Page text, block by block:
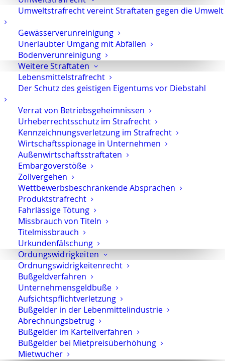
Umweltstrafrecht vereint Straftaten gegen die Umwelt
Gewässerverunreinigung
Unerlaubter Umgang mit Abfällen
Bodenverunreinigung
Weitere Straftaten
Lebensmittelstrafrecht
Der Schutz des geistigen Eigentums vor Diebstahl
Verrat von Betriebsgeheimnissen
Urheberrechtsschutz im Strafrecht
Kennzeichnungsverletzung im Strafrecht
Wirtschaftsspionage in Unternehmen
Außenwirtschaftsstraftaten
Embargoverstöße
Zollvergehen
Wettbewerbsbeschränkende Absprachen
Produktstrafrecht
Fahrlässige Tötung
Missbrauch von Titeln
Titelmissbrauch
Urkundenfälschung
Ordungswidrigkeiten
Ordnungswidrigkeitenrecht
Bußgeldverfahren
Unternehmensgeldbuße
Aufsichtspflichtverletzung
Bußgelder in der Lebenmittelindustrie
Abrechnungsbetrug
Bußgelder im Kartellverfahren
Bußgelder bei Mietpreisüberhöhung
Mietwucher
elektronischen Beweismittelngeprägt.
Chats, E-Mails, Mobiltelefone, Serverdaten,
Buchhaltungsunterlagen und digitale
Auswertungen spielen in der Praxis eine
immer größere Rolle.
Deshalb nutze ich moderne Ansätze der
Strafverteidigung, insbesondere die
Beweismittel. Dabei arbeite ich auch mit
spezialisierten Fachleuten zusammen. So
lassen sich digitale Beweisgrundlagen nicht
nur nachvollziehen, sondern gezielt auf
Lücken, Fehlinterpretationen und
entlastende Aspekte
Wer wirtschaftsstrafrechtliche Verfahren
wirksam verteidigen will, muss heute auch
dieSprache der digitalen Beweismittel
verstehen.
Für wen ich tätig bin
Ich vertrete insbesondere:
mittelständische Unternehmen
Geschäftsführer und Vorstände
leitende Mitarbeiter
Kommunen und öffentlich-rechtlich